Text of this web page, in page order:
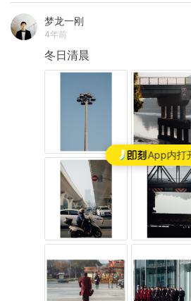
App内打
梦龙一刚
4年前
冬日清晨